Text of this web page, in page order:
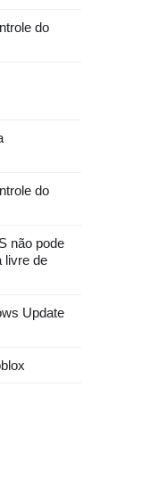
do
do
não pode
livre de
Update